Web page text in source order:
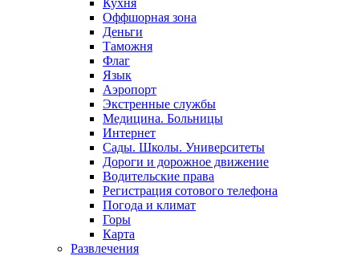
Кухня
Оффшорная зона
Деньги
Таможня
Флаг
Язык
Аэропорт
Экстренные службы
Медицина. Больницы
Интернет
Сады. Школы. Университеты
Дороги и дорожное движение
Водительские права
Регистрация сотового телефона
Погода и климат
Горы
Карта
Развлечения